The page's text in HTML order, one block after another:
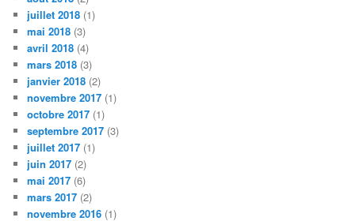
juillet 2018 (1)
mai 2018 (3)
avril 2018 (4)
mars 2018 (3)
janvier 2018 (2)
novembre 2017 (1)
octobre 2017 (1)
septembre 2017 (3)
juillet 2017 (1)
juin 2017 (2)
mai 2017 (6)
mars 2017 (2)
novembre 2016 (1)